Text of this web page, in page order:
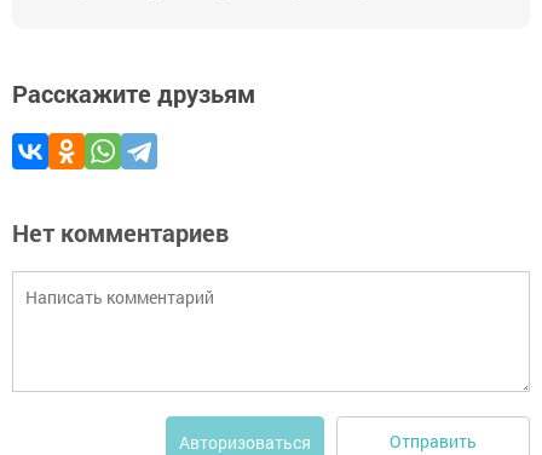
Расскажите друзьям
Нет комментариев
Авторизоваться Отправить